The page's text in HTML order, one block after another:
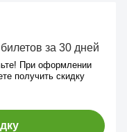
за 30 дней
При оформлении
получить скидку